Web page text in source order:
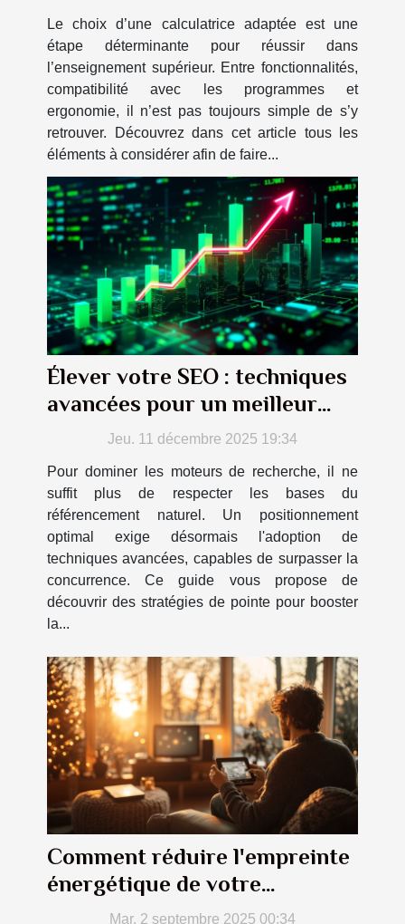
Le choix d’une calculatrice adaptée est une
étape déterminante pour réussir dans
l’enseignement supérieur. Entre fonctionnalités,
compatibilité avec les programmes et
ergonomie, il n’est pas toujours simple de s’y
retrouver. Découvrez dans cet article tous les
éléments à considérer afin de faire...
Élever votre SEO : techniques
avancées pour un meilleur
classement
Jeu. 11 décembre 2025 19:34
Pour dominer les moteurs de recherche, il ne
suffit plus de respecter les bases du
référencement naturel. Un positionnement
optimal exige désormais l'adoption de
techniques avancées, capables de surpasser la
concurrence. Ce guide vous propose de
découvrir des stratégies de pointe pour booster
la...
Comment réduire l'empreinte
énergétique de votre
divertissement domestique ?
Mar. 2 septembre 2025 00:34